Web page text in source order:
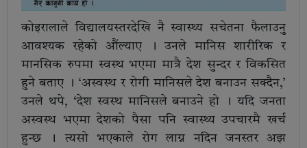
कोइरालाले विद्यालयस्तरदेखि नै स्वास्थ्य सचेतना फैलाउनु
आवश्यक रहेको औंल्याए । उनले मानिस शारीरिक र
मानसिक रुपमा स्वस्थ भएमा मात्रै देश सुन्दर र विकसित
हुने बताए । ‘अस्वस्थ र रोगी मानिसले देश बनाउन सक्दैन,’
उनले थपे, ‘देश स्वस्थ मानिसले बनाउने हो । यदि जनता
अस्वस्थ भएमा देशको पैसा पनि स्वास्थ्य उपचारमै खर्च
हुन्छ । त्यसो भएकाले रोग लाग्न नदिन जनस्तर अझ